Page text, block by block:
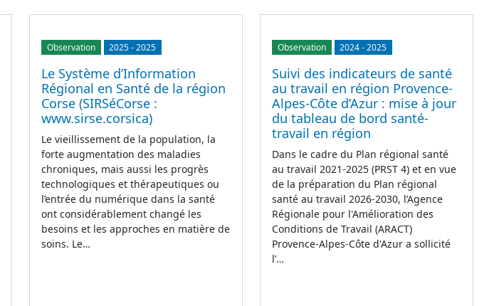
Observation 2025-2025
Le Système d’Information
Régional en Santé de la région
Corse (SIRSéCorse :
www.sirse.corsica)
Le vieillissement de la population, la
forte augmentation des maladies
chroniques, mais aussi les progrès
technologiques et thérapeutiques ou
l’entrée du numérique dans la santé
ont considérablement changé les
besoins et les approches en matière de
soins. Le…
Observation 2024-2025
Suivi des indicateurs de santé
au travail en région Provence-
Alpes-Côte d’Azur : mise à jour
du tableau de bord santé-
travail en région
Dans le cadre du Plan régional santé
au travail 2021-2025 (PRST 4) et en vue
de la préparation du Plan régional
santé au travail 2026-2030, l’Agence
Régionale pour l'Amélioration des
Conditions de Travail (ARACT)
Provence-Alpes-Côte d'Azur a sollicité
l’…